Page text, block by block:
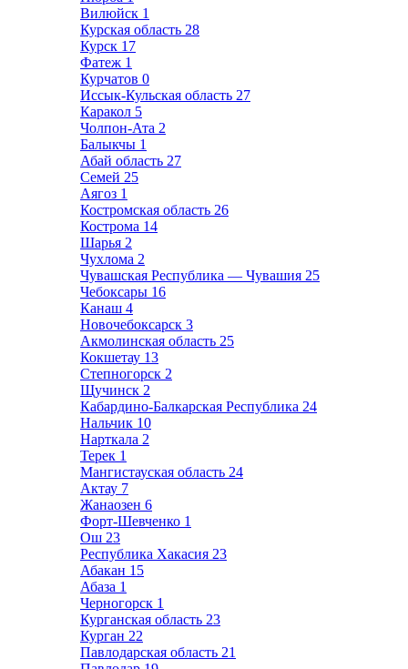
Вилюйск 1
Курская область 28
Курск 17
Фатеж 1
Курчатов 0
Иссык-Кульская область 27
Каракол 5
Чолпон-Ата 2
Балыкчы 1
Абай область 27
Семей 25
Аягоз 1
Костромская область 26
Кострома 14
Шарья 2
Чухлома 2
Чувашская Республика — Чувашия 25
Чебоксары 16
Канаш 4
Новочебоксарск 3
Акмолинская область 25
Кокшетау 13
Степногорск 2
Щучинск 2
Кабардино-Балкарская Республика 24
Нальчик 10
Нарткала 2
Терек 1
Мангистауская область 24
Актау 7
Жанаозен 6
Форт-Шевченко 1
Ош 23
Республика Хакасия 23
Абакан 15
Абаза 1
Черногорск 1
Курганская область 23
Курган 22
Павлодарская область 21